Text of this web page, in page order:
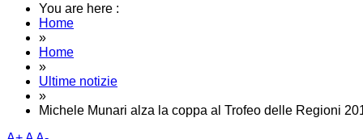
You are here :
Home
»
Home
»
Ultime notizie
»
Michele Munari alza la coppa al Trofeo delle Regioni